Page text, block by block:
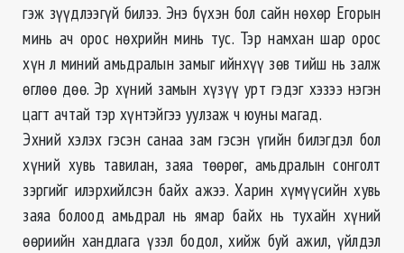
гэж зүүдлээгүй билээ. Энэ бүхэн бол сайн нөхөр Егорын
минь ач орос нөхрийн минь тус. Тэр намхан шар орос
хүн л миний амьдралын замыг ийнхүү зөв тийш нь залж
өглөө дөө. Эр хүний замын хүзүү урт гэдэг хэзээ нэгэн
цагт ачтай тэр хүнтэйгээ уулзаж ч юуны магад.
Эхний хэлэх гэсэн санаа зам гэсэн үгийн билэгдэл бол
хүний хувь тавилан, заяа төөрөг, амьдралын сонголт
зэргийг илэрхийлсэн байх ажээ. Харин хүмүүсийн хувь
заяа болоод амьдрал нь ямар байх нь тухайн хүний
өөриийн хандлага үзэл бодол, хийж буй ажил, үйлдэл